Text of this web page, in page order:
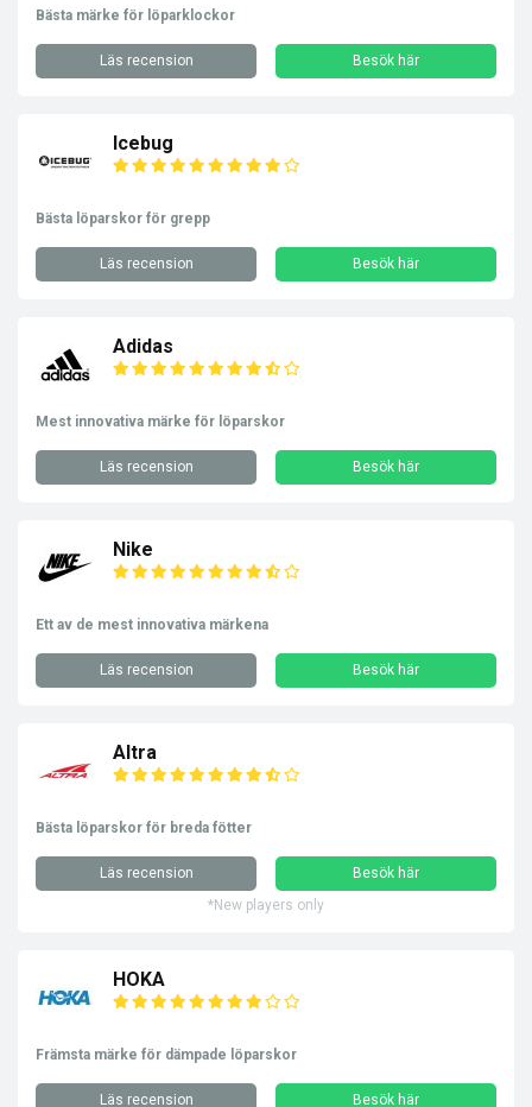
Bästa märke för löparklockor
Läs recension Besök här
Icebug
Bästa löparskor för grepp
Läs recension Besök här
Adidas
Mest innovativa märke för löparskor
Läs recension Besök här
Nike
Ett av de mest innovativa märkena
Läs recension Besök här
Altra
Bästa löparskor för breda fötter
Läs recension
Besök här
*New players only
HOKA
Främsta märke för dämpade löparskor
Läs recension Besök här